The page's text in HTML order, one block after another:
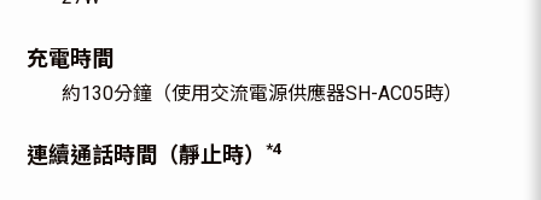
充電時間
約130分鐘（使用交流電源供應器SH-AC05時）
連續通話時間（靜止時） *4